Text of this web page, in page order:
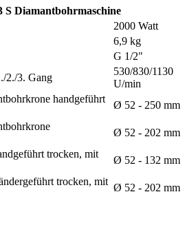
S Diamant­bohrmaschine
2000 Watt
6,9 kg
G 1/2"
2./3. Gang
530/830/1130
U/min
handgeführt
Ø 52 - 250 mm
Ø 52 - 202 mm
trocken, mit
Ø 52 - 132 mm
trocken, mit
Ø 52 - 202 mm